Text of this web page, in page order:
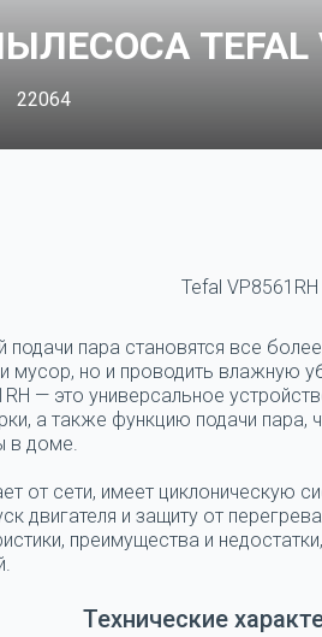
TEFAL
22064
Tefal VP8561RH
пара становятся все
мусор, но и проводить влажную
— это универсальное
а также функцию подачи пара,
в доме.
от сети, имеет циклоническую
двигателя и защиту от
преимущества и
Технические